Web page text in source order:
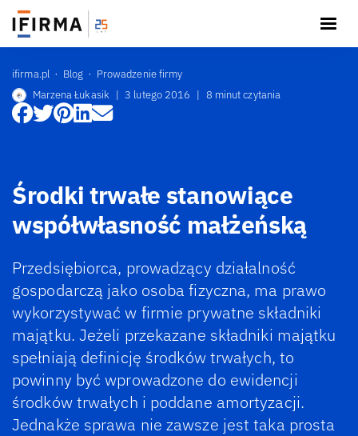
ifirma.pl Blog
Prowadzenie firmy
Marzena Łukasik | 3 lutego 2016 | 8 minut czytania
Środki trwałe stanowiące
współwłasność małżeńską
Przedsiębiorca, prowadzący działalność
gospodarczą jako osoba fizyczna, ma prawo
wykorzystywać w firmie prywatne składniki
majątku. Jeżeli przekazane składniki majątku
spełniają definicję środków trwałych, to
powinny być wprowadzone do ewidencji
środków trwałych i poddane amortyzacji.
Jednakże sprawa nie zawsze jest taka prosta